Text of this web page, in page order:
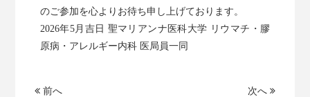
のご参加を心よりお待ち申し上げております。
2026年5月吉日 聖マリアンナ医科大学 リウマチ・膠
原病・アレルギー内科 医局員一同
前へ 次へ